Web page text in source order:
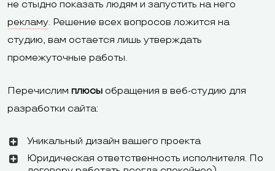
код
Да
Техподдержка
телефону на
английском,
панели
не стыдно показать людям и запустить на него
рекламу. Решение всех вопросов ложится на
студию, вам остается лишь утверждать
промежуточные работы.
Перечислим плюсы обращения в веб-студию для
разработки сайта:
Уникальный дизайн вашего проекта
Юридическая ответственность исполнителя. По